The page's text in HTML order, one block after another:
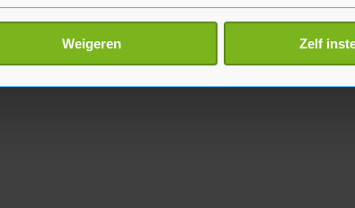
Uw apparaat identificeren door het actief te scannen
meer over hoe uw persoonlijke gegevens worden
op elk moment wijzigen of intrekken in de
Weigeren Zelf